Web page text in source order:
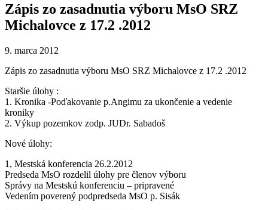
Zápis zo zasadnutia výboru MsO SRZ
Michalovce z 17.2 .2012
9. marca 2012
Zápis zo zasadnutia výboru MsO SRZ Michalovce z 17.2 .2012
Staršie úlohy :
1. Kronika -Poďakovanie p.Angimu za ukončenie a vedenie
kroniky
2. Výkup pozemkov zodp. JUDr. Sabadoš
Nové úlohy:
1, Mestská konferencia 26.2.2012
Predseda MsO rozdelil úlohy pre členov výboru
Správy na Mestskú konferenciu – pripravené
Vedením poverený podpredseda MsO p. Sisák